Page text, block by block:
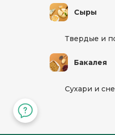
Сыры
Твердые и
Бакалея
Сухари и